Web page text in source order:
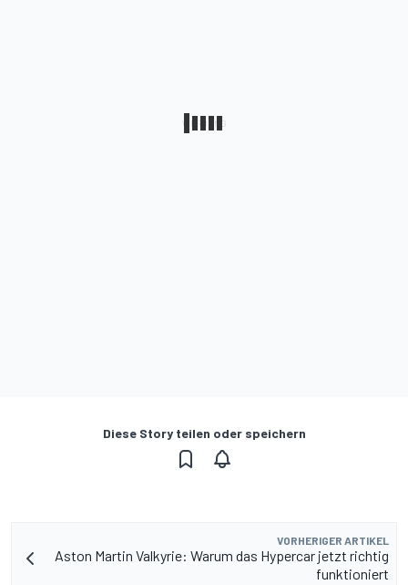
Diese Story teilen oder speichern
VORHERIGER ARTIKEL
Aston Martin Valkyrie: Warum das Hypercar jetzt richtig
funktioniert